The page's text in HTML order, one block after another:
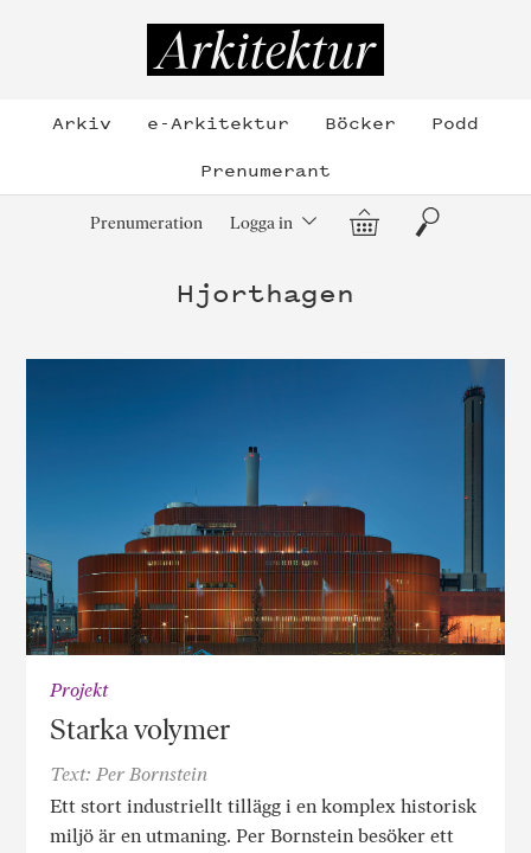
Arkiv e-Arkitektur Böcker
Podd
Prenumerant
Prenumeration Logga in Varukorg
Sök
Hjorthagen
Projekt
Starka volymer
Text: Per Bornstein
Ett stort industriellt tillägg i en komplex historisk
miljö är en utmaning. Per Bornstein besöker ett